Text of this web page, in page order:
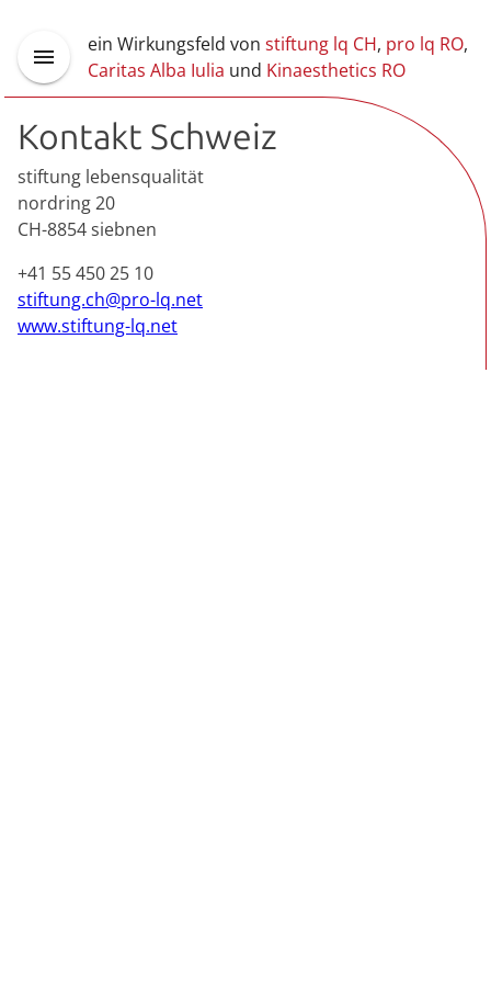
ein Wirkungsfeld von stiftung lq CH, pro lq RO,
Caritas Alba Iulia und Kinaesthetics RO
Kontakt Schweiz
stiftung lebensqualität
nordring 20
CH-8854 siebnen
+41 55 450 25 10
stiftung.ch@pro-lq.net
www.stiftung-lq.net